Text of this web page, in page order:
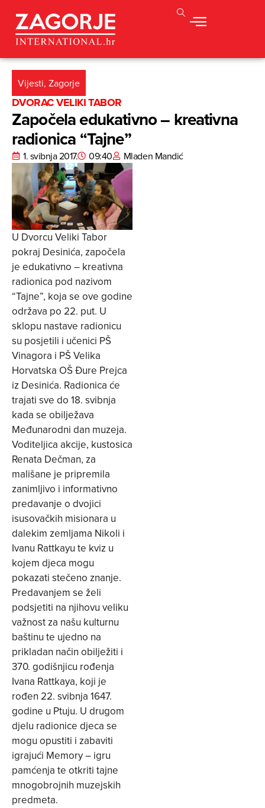
Vijesti, Zagorje
DVORAC VELIKI TABOR
Započela edukativno – kreativna
radionica “Tajne”
1. svibnja 2017. 09:40 Mladen Mandić
U Dvorcu Veliki Tabor
pokraj Desinića, započela
je edukativno – kreativna
radionica pod nazivom
“Tajne”, koja se ove godine
održava po 22. put. U
sklopu nastave radionicu
su posjetili i učenici PŠ
Vinagora i PŠ Velika
Horvatska OŠ Đure Prejca
iz Desinića. Radionica će
trajati sve do 18. svibnja
kada se obilježava
Međunarodni dan muzeja.
Voditeljica akcije, kustosica
Renata Dečman, za
mališane je pripremila
zanimljivo i informativno
predavanje o dvojici
isusovačkih misionara u
dalekim zemljama Nikoli i
Ivanu Rattkayu te kviz u
kojem djeca mogu
pokazati stečeno znanje.
Predavanjem se želi
podsjetiti na njihovu veliku
važnost za našu kulturnu
baštinu te ujedno na
prikladan način obilježiti i
370. godišnjicu rođenja
Ivana Rattkaya, koji je
rođen 22. svibnja 1647.
godine u Ptuju. U drugom
djelu radionice djeca se
mogu opustiti i zabaviti
igrajući Memory – igru
pamćenja te otkriti tajne
mnogobrojnih muzejskih
predmeta.